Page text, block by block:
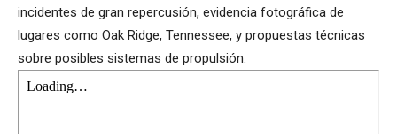
incidentes de gran repercusión, evidencia fotográfica de
lugares como Oak Ridge, Tennessee, y propuestas técnicas
sobre posibles sistemas de propulsión.